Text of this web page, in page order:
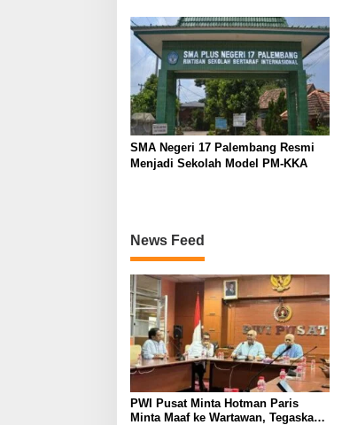
SMA Negeri 17 Palembang Resmi
Menjadi Sekolah Model PM-KKA
News Feed
PWI Pusat Minta Hotman Paris
Minta Maaf ke Wartawan, Tegaskan